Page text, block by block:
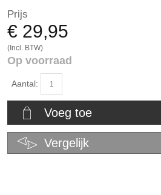
Prijs
€ 29,95
(Incl. BTW)
Op voorraad
Aantal:
Voeg toe
Vergelijk